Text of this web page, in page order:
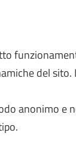
del
anonimo e